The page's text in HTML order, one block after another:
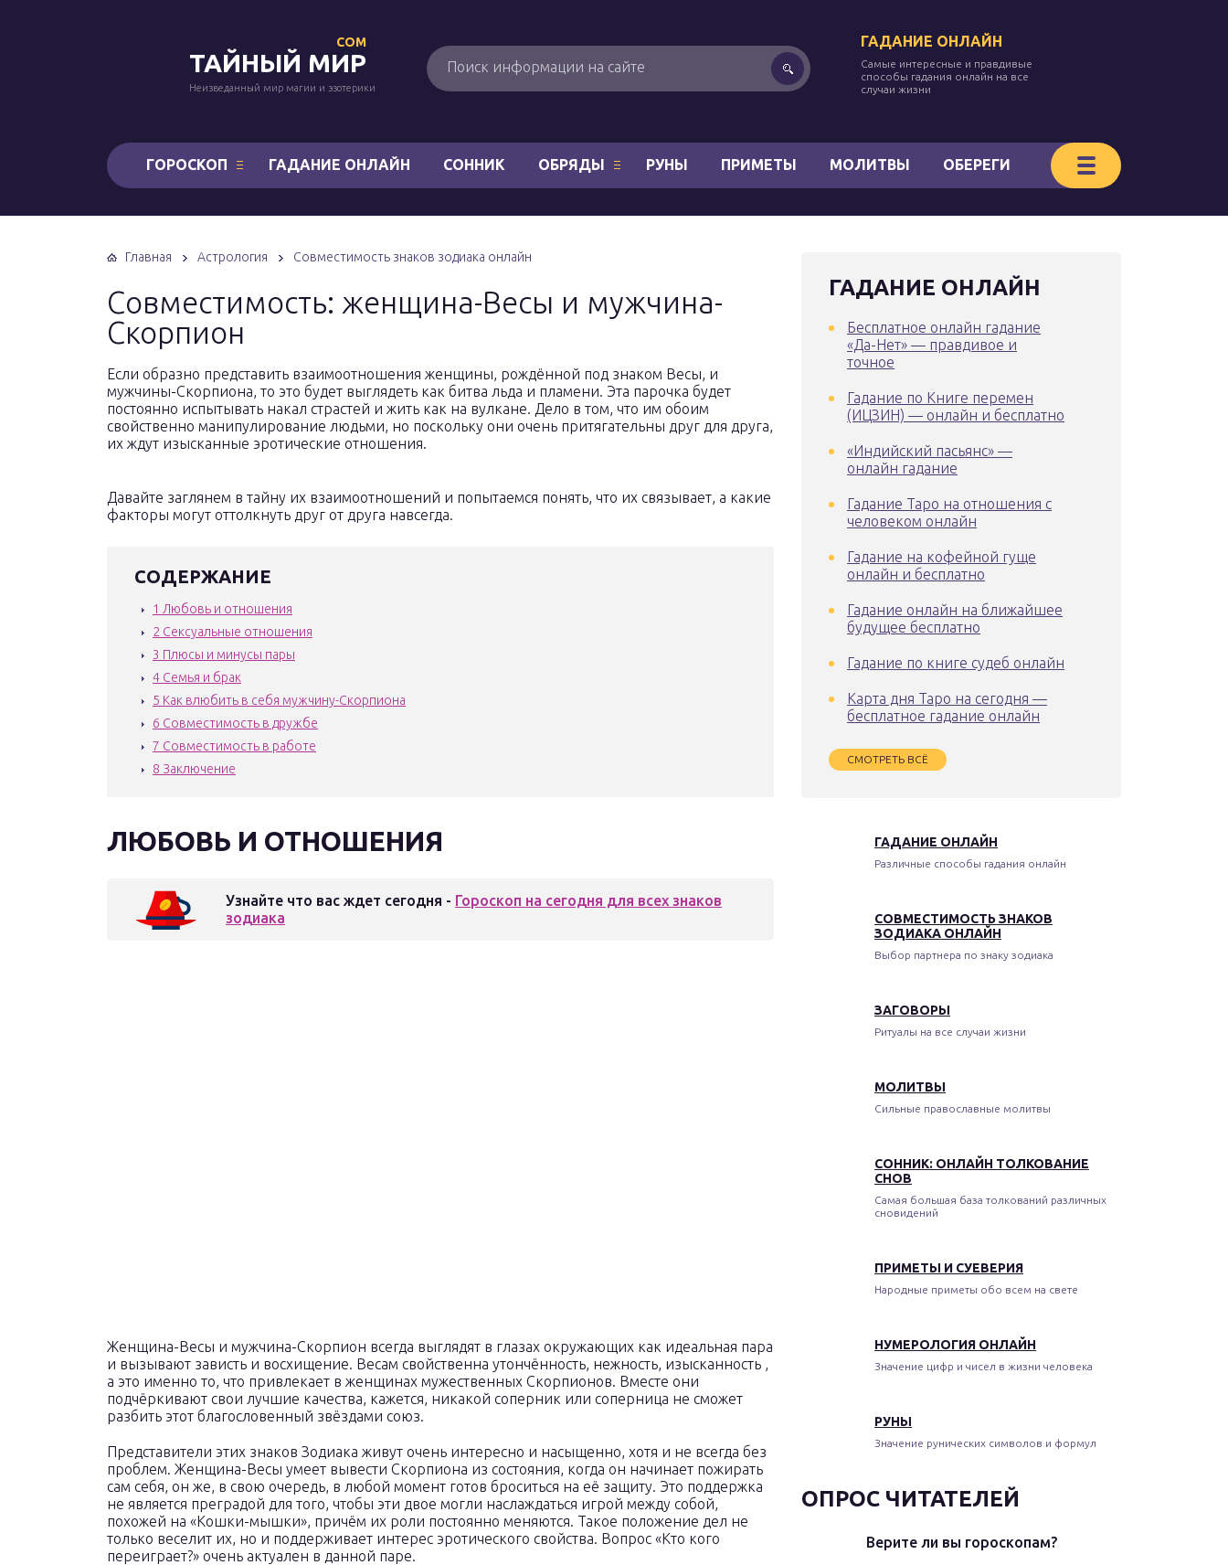
ТАЙНЫЙ МИР
COM
Неизведанный мир магии и эзотерики
ГАДАНИЕ ОНЛАЙН
Самые интересные и правдивые
способы гадания онлайн на все
случаи жизни
ГОРОСКОП ГАДАНИЕ ОНЛАЙН СОННИК ОБРЯДЫ РУНЫ ПРИМЕТЫ МОЛИТВЫ ОБЕРЕГИ
Главная Астрология Совместимость знаков зодиака онлайн
Совместимость: женщина-Весы и мужчина-
Скорпион
Если образно представить взаимоотношения женщины, рождённой под знаком Весы, и
мужчины-Скорпиона, то это будет выглядеть как битва льда и пламени. Эта парочка будет
постоянно испытывать накал страстей и жить как на вулкане. Дело в том, что им обоим
свойственно манипулирование людьми, но поскольку они очень притягательны друг для друга,
их ждут изысканные эротические отношения.
Давайте заглянем в тайну их взаимоотношений и попытаемся понять, что их связывает, а какие
факторы могут оттолкнуть друг от друга навсегда.
СОДЕРЖАНИЕ
1 Любовь и отношения
2 Сексуальные отношения
3 Плюсы и минусы пары
4 Семья и брак
5 Как влюбить в себя мужчину-Скорпиона
6 Совместимость в дружбе
7 Совместимость в работе
8 Заключение
ЛЮБОВЬ И ОТНОШЕНИЯ
Узнайте что вас ждет сегодня - Гороскоп на сегодня для всех знаков
зодиака
Женщина-Весы и мужчина-Скорпион всегда выглядят в глазах окружающих как идеальная пара
и вызывают зависть и восхищение. Весам свойственна утончённость, нежность, изысканность ,
а это именно то, что привлекает в женщинах мужественных Скорпионов. Вместе они
подчёркивают свои лучшие качества, кажется, никакой соперник или соперница не сможет
разбить этот благословенный звёздами союз.
Представители этих знаков Зодиака живут очень интересно и насыщенно, хотя и не всегда без
проблем. Женщина-Весы умеет вывести Скорпиона из состояния, когда он начинает пожирать
сам себя, он же, в свою очередь, в любой момент готов броситься на её защиту. Это поддержка
не является преградой для того, чтобы эти двое могли наслаждаться игрой между собой,
похожей на «Кошки-мышки», причём их роли постоянно меняются. Такое положение дел не
только веселит их, но и поддерживает интерес эротического свойства. Вопрос «Кто кого
переиграет?» очень актуален в данной паре.
ГАДАНИЕ ОНЛАЙН
Бесплатное онлайн гадание
«Да-Нет» — правдивое и
точное
Гадание по Книге перемен
(ИЦЗИН) — онлайн и бесплатно
«Индийский пасьянс» —
онлайн гадание
Гадание Таро на отношения с
человеком онлайн
Гадание на кофейной гуще
онлайн и бесплатно
Гадание онлайн на ближайшее
будущее бесплатно
Гадание по книге судеб онлайн
Карта дня Таро на сегодня —
бесплатное гадание онлайн
СМОТРЕТЬ ВСЁ
ГАДАНИЕ ОНЛАЙН
Различные способы гадания онлайн
СОВМЕСТИМОСТЬ ЗНАКОВ
ЗОДИАКА ОНЛАЙН
Выбор партнера по знаку зодиака
ЗАГОВОРЫ
Ритуалы на все случаи жизни
МОЛИТВЫ
Сильные православные молитвы
СОННИК: ОНЛАЙН ТОЛКОВАНИЕ
СНОВ
Самая большая база толкований различных
сновидений
ПРИМЕТЫ И СУЕВЕРИЯ
Народные приметы обо всем на свете
НУМЕРОЛОГИЯ ОНЛАЙН
Значение цифр и чисел в жизни человека
РУНЫ
Значение рунических символов и формул
ОПРОС ЧИТАТЕЛЕЙ
Верите ли вы гороскопам?